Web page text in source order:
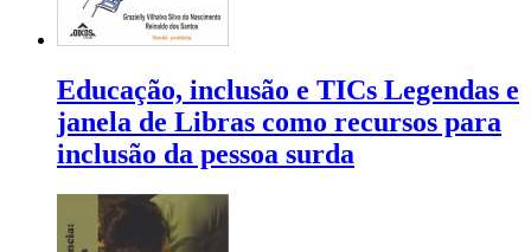
Educação, inclusão e TICs Legendas e
janela de Libras como recursos para
inclusão da pessoa surda